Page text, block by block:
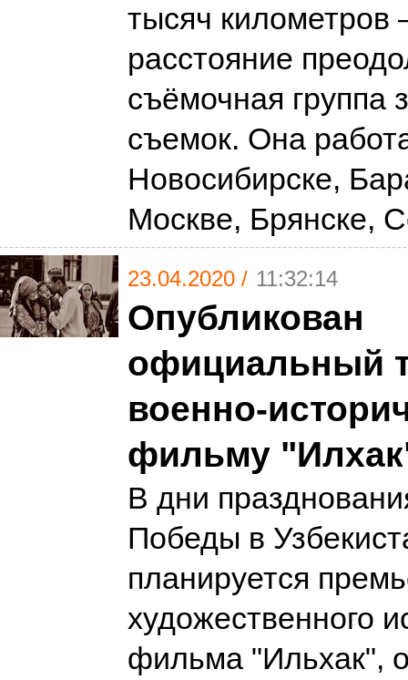
тысяч километров
расстояние
съёмочная группа
съемок. Она
Новосибирске,
Москве, Брянске,
23.04.2020 / 11:32:14
Опубликован
официальный
военно-
фильму
В дни
Победы в
планируется
художественного
фильма "Ильхак",